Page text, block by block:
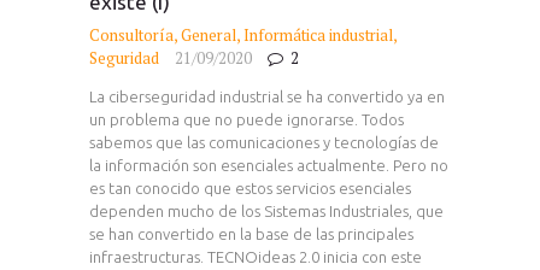
Consultoría,General,Informática industrial,
Seguridad
21/09/2020 2
La ciberseguridad industrial se ha convertido ya en
un problema que no puede ignorarse. Todos
sabemos que las comunicaciones y tecnologías de
la información son esenciales actualmente. Pero no
es tan conocido que estos servicios esenciales
dependen mucho de los Sistemas Industriales, que
se han convertido en la base de las principales
infraestructuras. TECNOideas 2.0 inicia con este